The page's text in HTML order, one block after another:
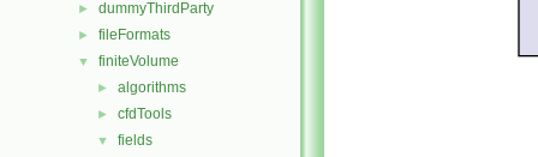
► dummyThirdParty
► fileFormats
▼ finiteVolume
► algorithms
► cfdTools
▼ fields